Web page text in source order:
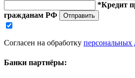
*Кредит
гражданам РФ
Отправить
Согласен на обработку персональных
Банки партнёры: